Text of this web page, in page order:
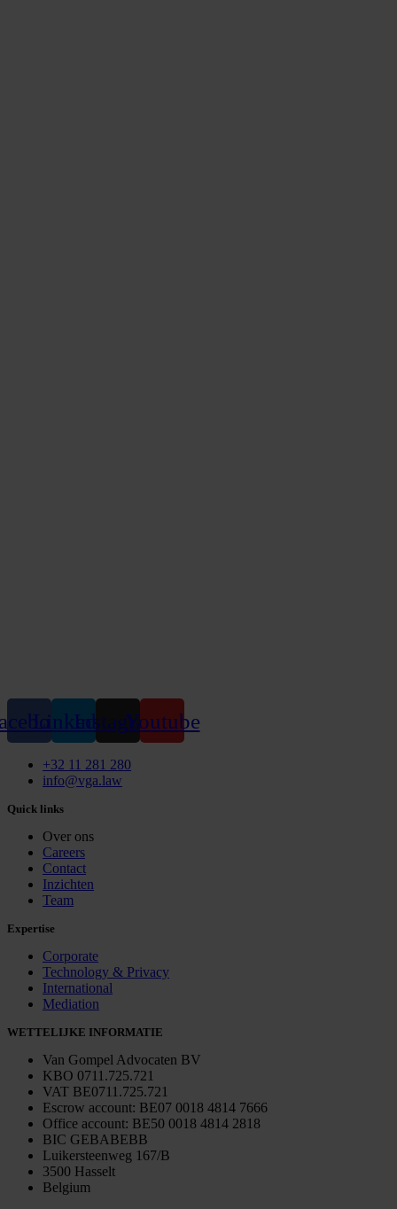
Linkedin
InstagramYoutube
+32 11 281 280
info@vga.law
Quick links
Over ons
Careers
Contact
Inzichten
Team
Expertise
Corporate
Technology & Privacy
International
Mediation
WETTELIJKE INFORMATIE
Van Gompel Advocaten BV
KBO 0711.725.721
VAT BE0711.725.721
Escrow account: BE07 0018 4814 7666
Office account: BE50 0018 4814 2818
BIC GEBABEBB
Luikersteenweg 167/B
3500 Hasselt
Belgium